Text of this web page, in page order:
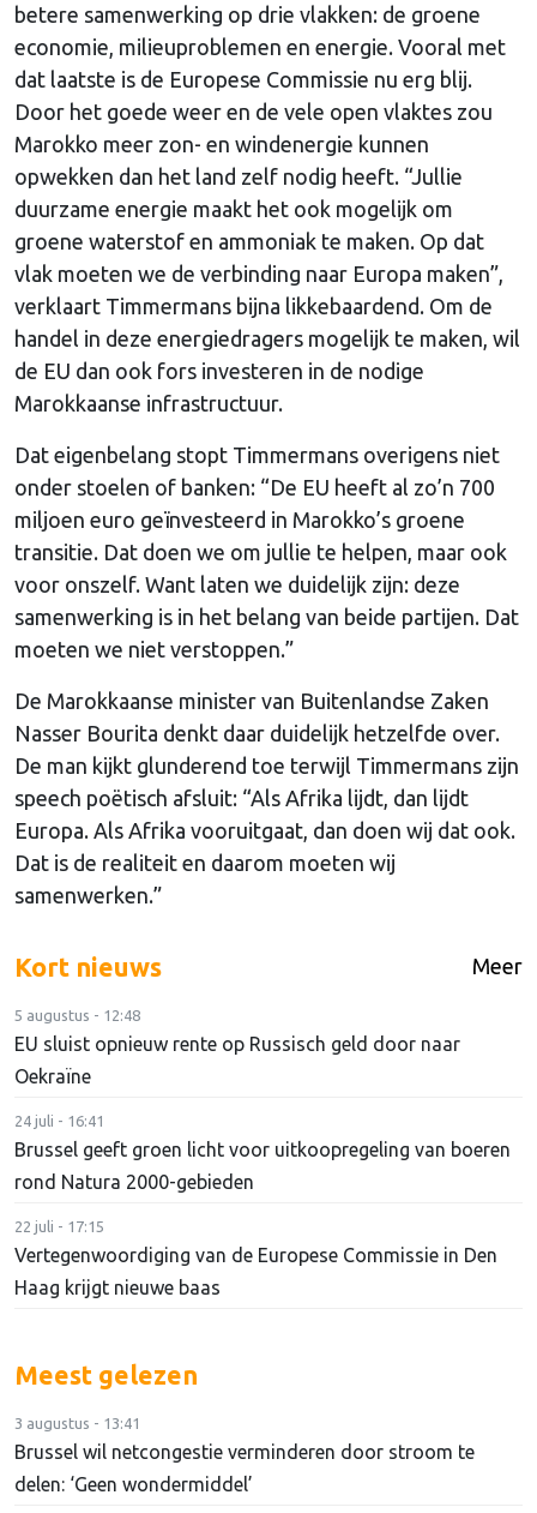
betere samenwerking op drie vlakken: de groene
economie, milieuproblemen en energie. Vooral met
dat laatste is de Europese Commissie nu erg blij.
Door het goede weer en de vele open vlaktes zou
Marokko meer zon- en windenergie kunnen
opwekken dan het land zelf nodig heeft. “Jullie
duurzame energie maakt het ook mogelijk om
groene waterstof en ammoniak te maken. Op dat
vlak moeten we de verbinding naar Europa maken”,
verklaart Timmermans bijna likkebaardend. Om de
handel in deze energiedragers mogelijk te maken, wil
de EU dan ook fors investeren in de nodige
Marokkaanse infrastructuur.
Dat eigenbelang stopt Timmermans overigens niet
onder stoelen of banken: “De EU heeft al zo’n 700
miljoen euro geïnvesteerd in Marokko’s groene
transitie. Dat doen we om jullie te helpen, maar ook
voor onszelf. Want laten we duidelijk zijn: deze
samenwerking is in het belang van beide partijen. Dat
moeten we niet verstoppen.”
De Marokkaanse minister van Buitenlandse Zaken
Nasser Bourita denkt daar duidelijk hetzelfde over.
De man kijkt glunderend toe terwijl Timmermans zijn
speech poëtisch afsluit: “Als Afrika lijdt, dan lijdt
Europa. Als Afrika vooruitgaat, dan doen wij dat ook.
Dat is de realiteit en daarom moeten wij
samenwerken.”
Kort nieuws Meer
5 augustus - 12:48
EU sluist opnieuw rente op Russisch geld door naar
Oekraïne
24 juli - 16:41
Brussel geeft groen licht voor uitkoopregeling van boeren
rond Natura 2000-gebieden
22 juli - 17:15
Vertegenwoordiging van de Europese Commissie in Den
Haag krijgt nieuwe baas
Meest gelezen
3 augustus - 13:41
Brussel wil netcongestie verminderen door stroom te
delen: ‘Geen wondermiddel’